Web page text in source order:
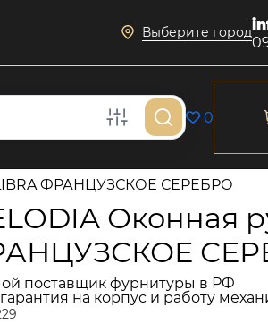
Выберите город
0
LIBRA ФРАНЦУЗСКОЕ СЕРЕБРО
Оконная
поставщик фурнитуры в РФ
на корпус и работу